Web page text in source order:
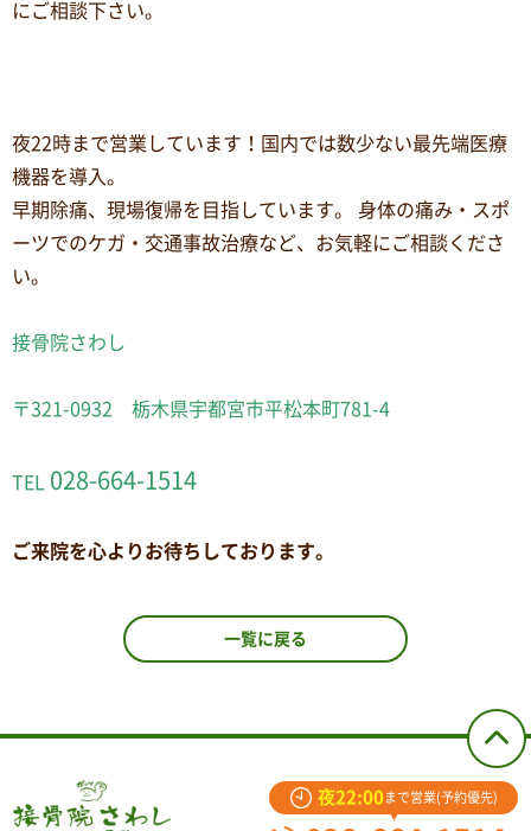
にご相談下さい。
夜22時まで営業しています！国内では数少ない最先端医療
機器を導入。
早期除痛、現場復帰を目指しています。 身体の痛み・スポ
ーツでのケガ・交通事故治療など、お気軽にご相談くださ
い。
接骨院さわし
〒321-0932 栃木県宇都宮市平松本町781-4
TEL 028-664-1514
ご来院を心よりお待ちしております。
一覧に戻る
夜22:00 まで営業(予約優先)